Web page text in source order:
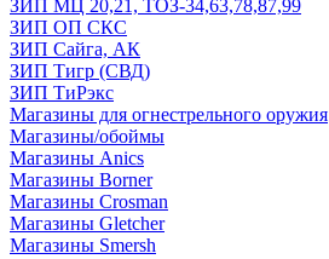
ЗИП МЦ 20,21, ТОЗ-34,63,78,87,99
ЗИП ОП СКС
ЗИП Сайга, АК
ЗИП Тигр (СВД)
ЗИП ТиРэкс
Магазины для огнестрельного оружия
Магазины/обоймы
Магазины Anics
Магазины Borner
Магазины Crosman
Магазины Gletcher
Магазины Smersh